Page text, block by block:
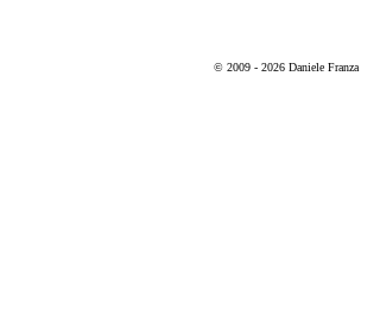
© 2009 - 2026 Daniele Franza